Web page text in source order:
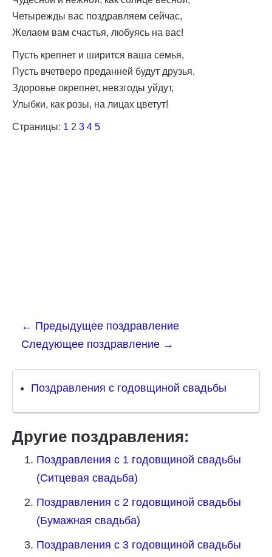
Четырежды вас поздравляем сейчас,
Желаем вам счастья, любуясь на вас!
Пусть крепнет и ширится ваша семья,
Пусть вчетверо преданней будут друзья,
Здоровье окрепнет, невзгоды уйдут,
Улыбки, как розы, на лицах цветут!
Страницы: 1 2 3 4 5
← Предыдущее поздравление
Следующее поздравление →
Поздравления с годовщиной свадьбы
Другие поздравления:
Поздравления с 1 годовщиной свадьбы
(Ситцевая свадьба)
Поздравления с 2 годовщиной свадьбы
(Бумажная свадьба)
Поздравления с 3 годовщиной свадьбы